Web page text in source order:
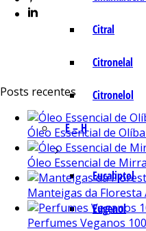
Citral
Citronelal
Citronelol
E – H
Eucaliptol
Eugenol
Posts recentes
Óleo Essencial de
Óleo Essencial de Mirra
Manteigas da Floresta
Perfumes Veganos